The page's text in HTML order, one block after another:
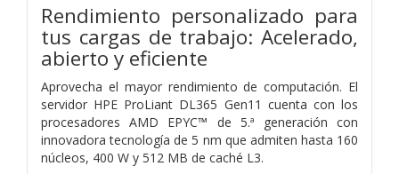
Rendimiento personalizado para
tus cargas de trabajo: Acelerado,
abierto y eficiente
Aprovecha el mayor rendimiento de computación. El
servidor HPE ProLiant DL365 Gen11 cuenta con los
procesadores AMD EPYC™ de 5.ª generación con
innovadora tecnología de 5 nm que admiten hasta 160
núcleos, 400 W y 512 MB de caché L3.